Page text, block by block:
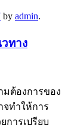
by admin.
ทาง
มต้องการของ
ทำให้การ
การเปรียบ